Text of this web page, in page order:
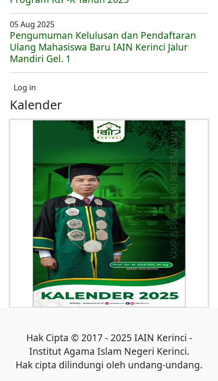
05 Aug 2025
Pengumuman Kelulusan dan Pendaftaran
Ulang Mahasiswa Baru IAIN Kerinci Jalur
Mandiri Gel. 1
User account menu
Log in
Kalender
Hak Cipta © 2017 - 2025 IAIN Kerinci -
Institut Agama Islam Negeri Kerinci.
Hak cipta dilindungi oleh undang-undang.